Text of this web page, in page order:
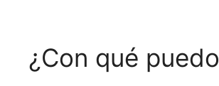
¿Con qué